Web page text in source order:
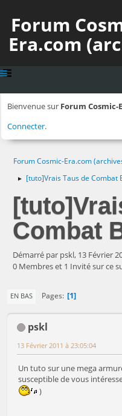
Forum
Era.com
Bienvenue sur Forum
Connecter.
Forum Cosmic-Era.com
► [tuto]Vrais Taus de Combat
Combat
Démarré par pskl, 13 Février
0 Membres et 1 Invité sur ce
EN BAS Pages 1
pskl
13 Février 2011 à 23:05:04
Un tuto sur une mega
susceptible de vous
)